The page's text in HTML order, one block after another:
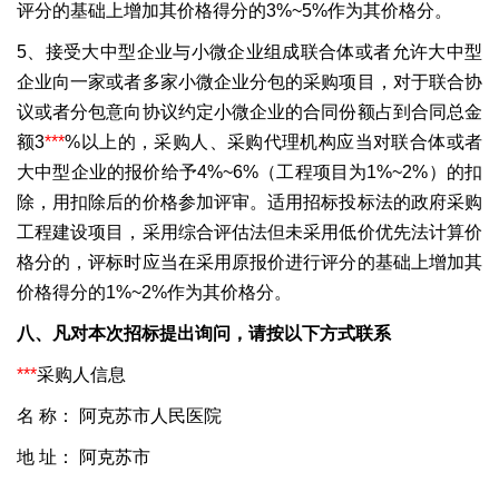
评分的基础上增加其价格得分的3%~5%作为其价格分。
5、接受大中型企业与小微企业组成联合体或者允许大中型
企业向一家或者多家小微企业分包的采购项目，对于联合协
议或者分包意向协议约定小微企业的合同份额占到合同总金
额3***%以上的，采购人、采购代理机构应当对联合体或者
大中型企业的报价给予4%~6%（工程项目为1%~2%）的扣
除，用扣除后的价格参加评审。适用招标投标法的政府采购
工程建设项目，采用综合评估法但未采用低价优先法计算价
格分的，评标时应当在采用原报价进行评分的基础上增加其
价格得分的1%~2%作为其价格分。
八、凡对本次招标提出询问，请按以下方式联系
***采购人信息
名 称： 阿克苏市人民医院
地 址： 阿克苏市